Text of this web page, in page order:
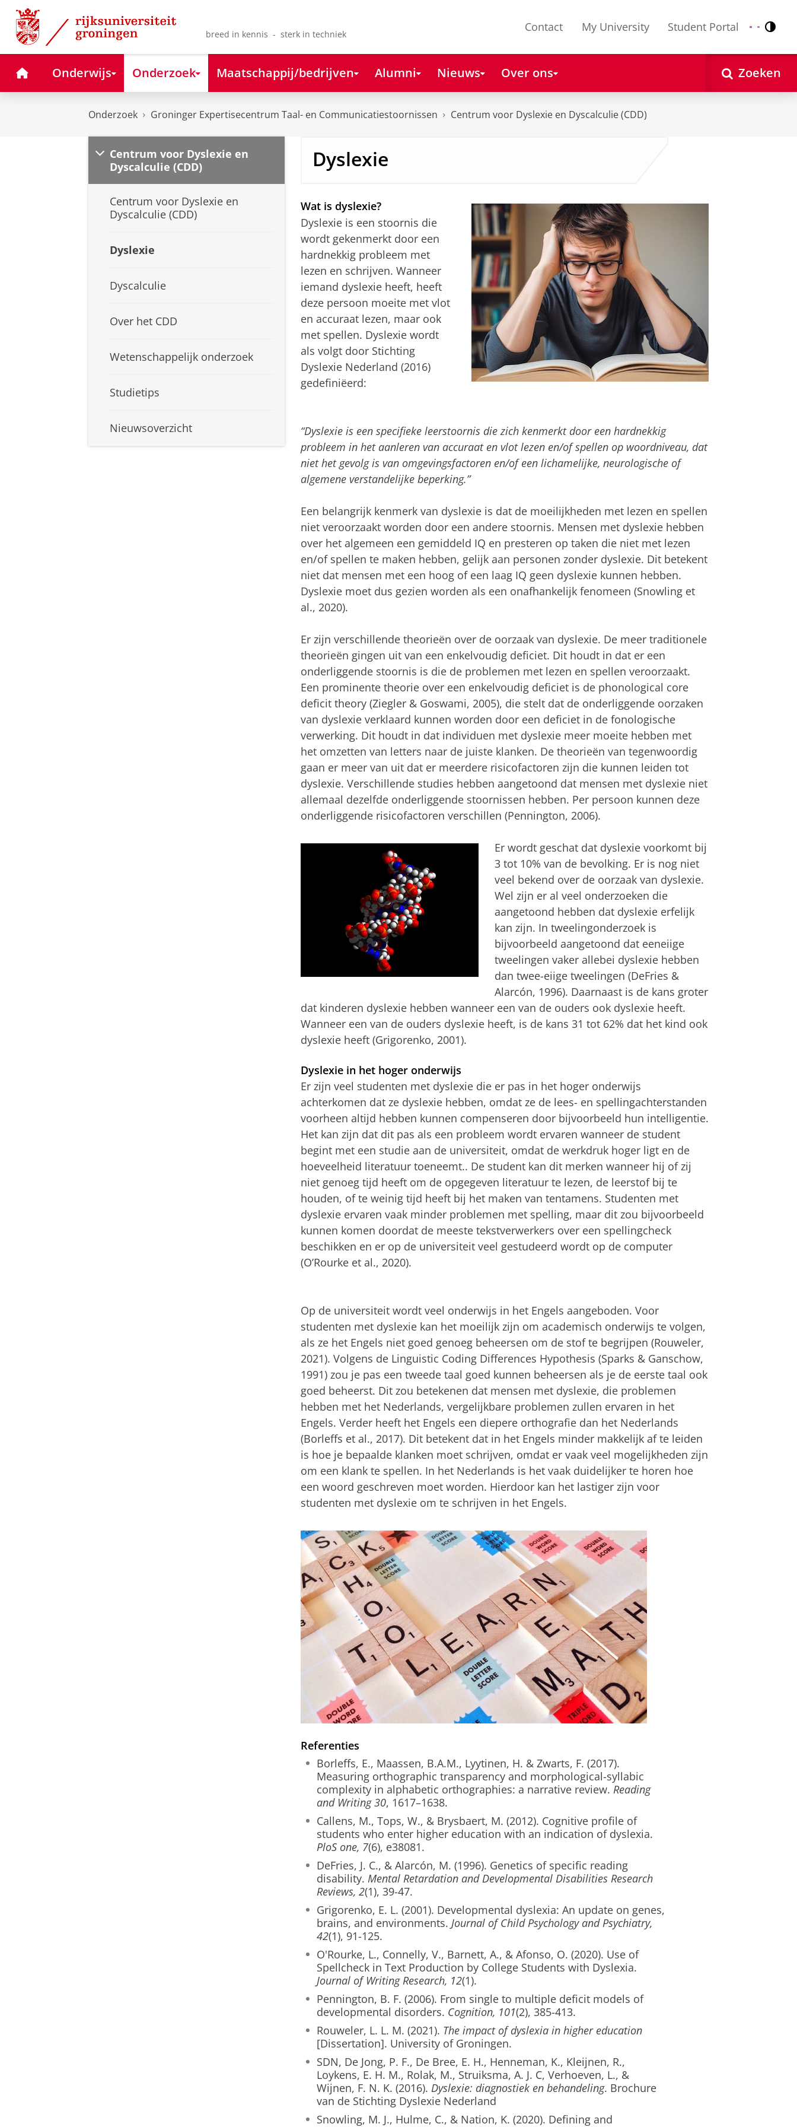
Skip
Content
Skip
Navigation
breed in kennis - sterk in techniek
Contact My University Student Portal Nederlands
English
HomeOnderwijs Onderzoek Maatschappij/bedrijven Alumni Nieuws Over ons Zoeken
Onderzoek Groninger Expertisecentrum Taal- en Communicatiestoornissen Centrum voor Dyslexie en Dyscalculie (CDD)
Centrum voor Dyslexie en
Dyscalculie (CDD)
Centrum voor Dyslexie en
Dyscalculie (CDD)
Dyslexie
Dyscalculie
Over het CDD
Wetenschappelijk onderzoek
Studietips
Nieuwsoverzicht
Dyslexie
Wat is dyslexie?
Dyslexie is een stoornis die
wordt gekenmerkt door een
hardnekkig probleem met
lezen en schrijven. Wanneer
iemand dyslexie heeft, heeft
deze persoon moeite met vlot
en accuraat lezen, maar ook
met spellen. Dyslexie wordt
als volgt door Stichting
Dyslexie Nederland (2016)
gedefiniëerd:
“Dyslexie is een specifieke leerstoornis die zich kenmerkt door een hardnekkig
probleem in het aanleren van accuraat en vlot lezen en/of spellen op woordniveau, dat
niet het gevolg is van omgevingsfactoren en/of een lichamelijke, neurologische of
algemene verstandelijke beperking.”
Een belangrijk kenmerk van dyslexie is dat de moeilijkheden met lezen en spellen
niet veroorzaakt worden door een andere stoornis. Mensen met dyslexie hebben
over het algemeen een gemiddeld IQ en presteren op taken die niet met lezen
en/of spellen te maken hebben, gelijk aan personen zonder dyslexie. Dit betekent
niet dat mensen met een hoog of een laag IQ geen dyslexie kunnen hebben.
Dyslexie moet dus gezien worden als een onafhankelijk fenomeen (Snowling et
al., 2020).
Er zijn verschillende theorieën over de oorzaak van dyslexie. De meer traditionele
theorieën gingen uit van een enkelvoudig deficiet. Dit houdt in dat er een
onderliggende stoornis is die de problemen met lezen en spellen veroorzaakt.
Een prominente theorie over een enkelvoudig deficiet is de phonological core
deficit theory (Ziegler & Goswami, 2005), die stelt dat de onderliggende oorzaken
van dyslexie verklaard kunnen worden door een deficiet in de fonologische
verwerking. Dit houdt in dat individuen met dyslexie meer moeite hebben met
het omzetten van letters naar de juiste klanken. De theorieën van tegenwoordig
gaan er meer van uit dat er meerdere risicofactoren zijn die kunnen leiden tot
dyslexie. Verschillende studies hebben aangetoond dat mensen met dyslexie niet
allemaal dezelfde onderliggende stoornissen hebben. Per persoon kunnen deze
onderliggende risicofactoren verschillen (Pennington, 2006).
Er wordt geschat dat dyslexie voorkomt bij
3 tot 10% van de bevolking. Er is nog niet
veel bekend over de oorzaak van dyslexie.
Wel zijn er al veel onderzoeken die
aangetoond hebben dat dyslexie erfelijk
kan zijn. In tweelingonderzoek is
bijvoorbeeld aangetoond dat eeneiige
tweelingen vaker allebei dyslexie hebben
dan twee-eiige tweelingen (DeFries &
Alarcón, 1996). Daarnaast is de kans groter
dat kinderen dyslexie hebben wanneer een van de ouders ook dyslexie heeft.
Wanneer een van de ouders dyslexie heeft, is de kans 31 tot 62% dat het kind ook
dyslexie heeft (Grigorenko, 2001).
Dyslexie in het hoger onderwijs
Er zijn veel studenten met dyslexie die er pas in het hoger onderwijs
achterkomen dat ze dyslexie hebben, omdat ze de lees- en spellingachterstanden
voorheen altijd hebben kunnen compenseren door bijvoorbeeld hun intelligentie.
Het kan zijn dat dit pas als een probleem wordt ervaren wanneer de student
begint met een studie aan de universiteit, omdat de werkdruk hoger ligt en de
hoeveelheid literatuur toeneemt.. De student kan dit merken wanneer hij of zij
niet genoeg tijd heeft om de opgegeven literatuur te lezen, de leerstof bij te
houden, of te weinig tijd heeft bij het maken van tentamens. Studenten met
dyslexie ervaren vaak minder problemen met spelling, maar dit zou bijvoorbeeld
kunnen komen doordat de meeste tekstverwerkers over een spellingcheck
beschikken en er op de universiteit veel gestudeerd wordt op de computer
(O’Rourke et al., 2020).
Op de universiteit wordt veel onderwijs in het Engels aangeboden. Voor
studenten met dyslexie kan het moeilijk zijn om academisch onderwijs te volgen,
als ze het Engels niet goed genoeg beheersen om de stof te begrijpen (Rouweler,
2021). Volgens de Linguistic Coding Differences Hypothesis (Sparks & Ganschow,
1991) zou je pas een tweede taal goed kunnen beheersen als je de eerste taal ook
goed beheerst. Dit zou betekenen dat mensen met dyslexie, die problemen
hebben met het Nederlands, vergelijkbare problemen zullen ervaren in het
Engels. Verder heeft het Engels een diepere orthografie dan het Nederlands
(Borleffs et al., 2017). Dit betekent dat in het Engels minder makkelijk af te leiden
is hoe je bepaalde klanken moet schrijven, omdat er vaak veel mogelijkheden zijn
om een klank te spellen. In het Nederlands is het vaak duidelijker te horen hoe
een woord geschreven moet worden. Hierdoor kan het lastiger zijn voor
studenten met dyslexie om te schrijven in het Engels.
Referenties
Borleffs, E., Maassen, B.A.M., Lyytinen, H. & Zwarts, F. (2017).
Measuring orthographic transparency and morphological-syllabic
complexity in alphabetic orthographies: a narrative review. Reading
and Writing 30, 1617–1638.
Callens, M., Tops, W., & Brysbaert, M. (2012). Cognitive profile of
students who enter higher education with an indication of dyslexia.
PloS one, 7(6), e38081.
DeFries, J. C., & Alarcón, M. (1996). Genetics of specific reading
disability. Mental Retardation and Developmental Disabilities Research
Reviews, 2(1), 39-47.
Grigorenko, E. L. (2001). Developmental dyslexia: An update on genes,
brains, and environments. Journal of Child Psychology and Psychiatry,
42(1), 91-125.
O'Rourke, L., Connelly, V., Barnett, A., & Afonso, O. (2020). Use of
Spellcheck in Text Production by College Students with Dyslexia.
Journal of Writing Research, 12(1).
Pennington, B. F. (2006). From single to multiple deficit models of
developmental disorders. Cognition, 101(2), 385-413.
Rouweler, L. L. M. (2021). The impact of dyslexia in higher education
[Dissertation]. University of Groningen.
SDN, De Jong, P. F., De Bree, E. H., Henneman, K., Kleijnen, R.,
Loykens, E. H. M., Rolak, M., Struiksma, A. J. C, Verhoeven, L., &
Wijnen, F. N. K. (2016). Dyslexie: diagnostiek en behandeling. Brochure
van de Stichting Dyslexie Nederland
Snowling, M. J., Hulme, C., & Nation, K. (2020). Defining and